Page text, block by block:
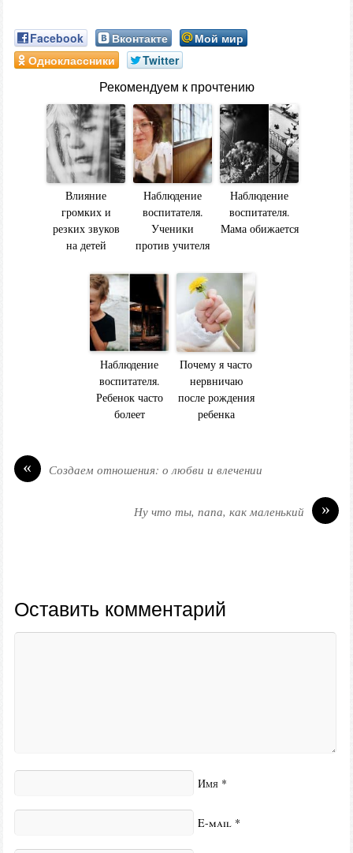
Facebook Вконтакте
Мой мир
Одноклассники
Twitter
Рекомендуем к прочтению
Влияние
громких и
резких звуков
на детей
Наблюдение
воспитателя.
Ученики
против учителя
Наблюдение
воспитателя.
Мама обижается
Наблюдение
воспитателя.
Ребенок часто
болеет
Почему я часто
нервничаю
после рождения
ребенка
« Создаем отношения: о любви и влечении
»
Ну что ты, папа, как маленький
Оставить комментарий
Имя *
E-mail *